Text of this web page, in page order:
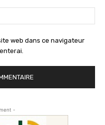
web dans ce navigateur
-